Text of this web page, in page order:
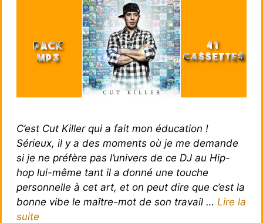
C’est Cut Killer qui a fait mon éducation !
Sérieux, il y a des moments où je me demande
si je ne préfère pas l’univers de ce DJ au Hip-
hop lui-même tant il a donné une touche
personnelle à cet art, et on peut dire que c’est la
bonne vibe le maître-mot de son travail … Lire la
suite